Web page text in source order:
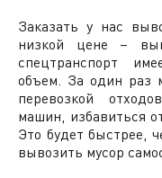
Заказать у нас
низкой цене –
спецтранспорт
объем. За один раз
перевозкой
машин, избавиться
Это будет быстрее,
вывозить мусор